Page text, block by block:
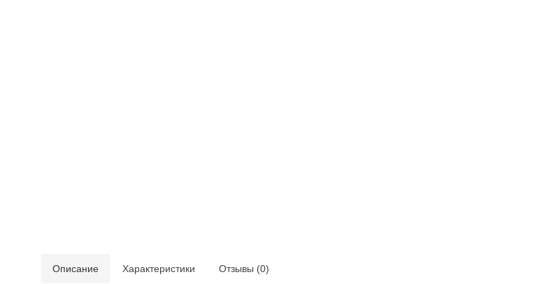
Описание Характеристики Отзывы (0)